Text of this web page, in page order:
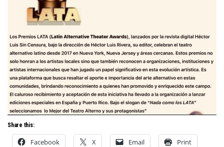
Share this:
Facebook X Email Print